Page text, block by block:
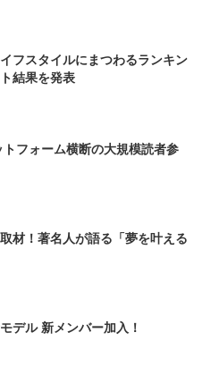
フスタイルにまつわるランキン
結果を発表
フォーム横断の大規模読者参
材！著名人が語る「夢を叶える
デル 新メンバー加入！